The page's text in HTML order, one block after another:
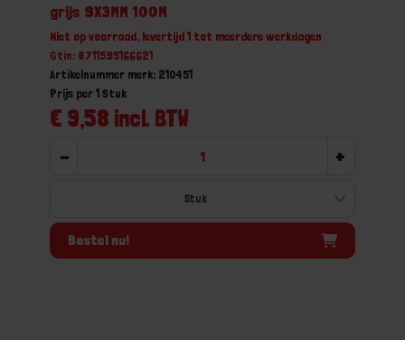
grijs 9X3MM 100M
Niet op voorraad, levertijd 1 tot meerdere werkdagen
Gtin: 8711595166621
Artikelnummer merk: 210451
€ 9,58 incl. BTW
Prijs per 1 Stuk
- +
Bestel nu!